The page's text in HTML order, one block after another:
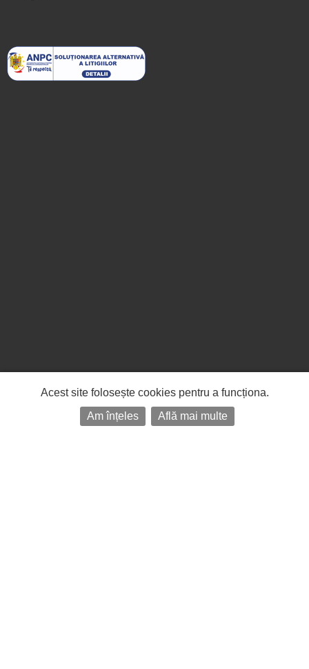
Acest site folosește cookies pentru a funcționa.
Am înțeles
Află mai multe